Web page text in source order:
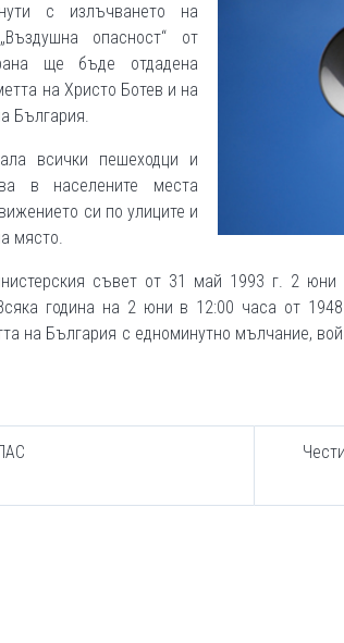
с излъчването на
опасност“ от
ще бъде отдадена
на Христо Ботев и на
България.
всички пешеходци и
в населените места
си по улиците и
място.
съвет от 31 май 1993 г. 2 юни
година на 2 юни в 12:00 часа от
на България с едноминутно мълчание,